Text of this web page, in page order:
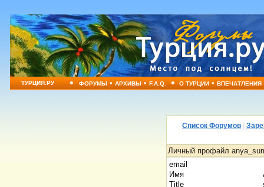
ТУРЦИЯ.РУ • ФОРУМЫ•АРХИВЫ•F.A.Q. • О ТУРЦИИ•ВПЕЧАТЛЕНИЯ
Список Форумов
Личный профайл
email
Имя
Title